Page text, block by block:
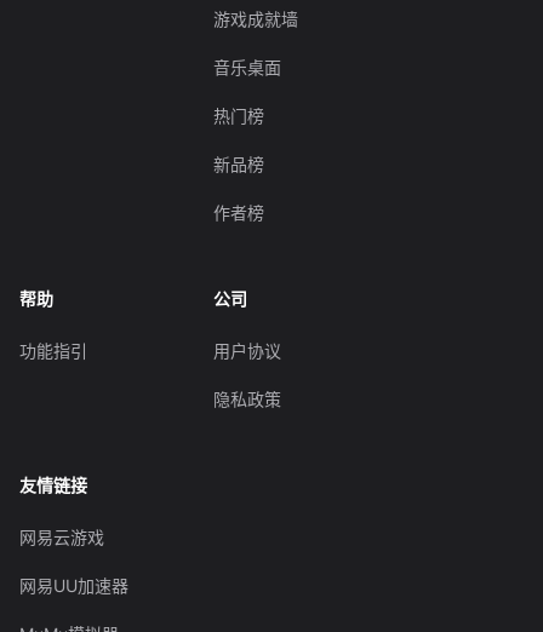
游戏成就墙
音乐桌面
热门榜
新品榜
作者榜
帮助
功能指引
公司
用户协议
隐私政策
友情链接
网易云游戏
网易UU加速器